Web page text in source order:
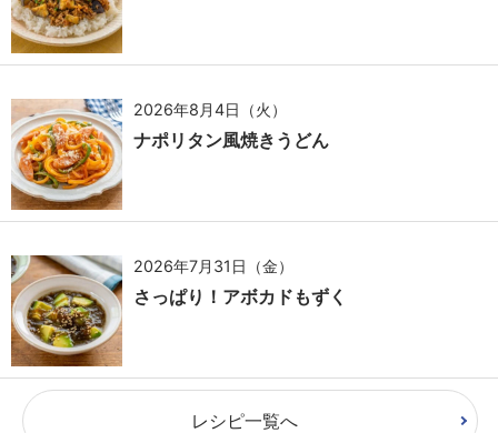
2026年8月4日（火）
ナポリタン風焼きうどん
2026年7月31日（金）
さっぱり！アボカドもずく
レシピ一覧へ